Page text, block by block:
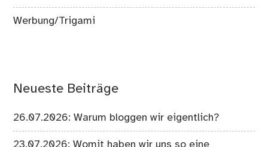
Werbung/Trigami
Neueste Beiträge
26.07.2026: Warum bloggen wir eigentlich?
23.07.2026: Womit haben wir uns so eine